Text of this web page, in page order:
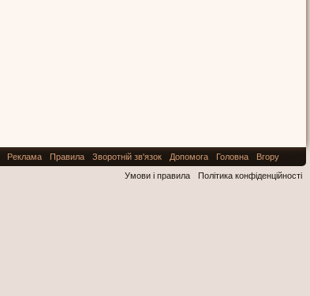
Реклама Правила Зворотній зв'язок Допомога Головна
Вгору
Умови і правила
Політика конфіденційності